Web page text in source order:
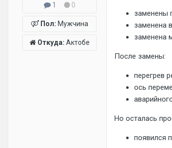
1 0
Пол: Мужчина
Откуда: Актобе
заменены
заменена
заменена
После замены:
перегрев
ось
Но осталась
появился